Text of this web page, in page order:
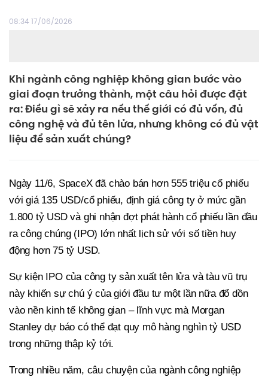
08:34 17/06/2026
Khi ngành công nghiệp không gian bước vào
giai đoạn trưởng thành, một câu hỏi được đặt
ra: Điều gì sẽ xảy ra nếu thế giới có đủ vốn, đủ
công nghệ và đủ tên lửa, nhưng không có đủ vật
liệu để sản xuất chúng?
Ngày 11/6, SpaceX đã chào bán hơn 555 triệu cổ phiếu
với giá 135 USD/cổ phiếu, định giá công ty ở mức gần
1.800 tỷ USD và ghi nhận đợt phát hành cổ phiếu lần đầu
ra công chúng (IPO) lớn nhất lịch sử với số tiền huy
động hơn 75 tỷ USD.
Sự kiện IPO của công ty sản xuất tên lửa và tàu vũ trụ
này khiến sự chú ý của giới đầu tư một lần nữa đổ dồn
vào nền kinh tế không gian – lĩnh vực mà Morgan
Stanley dự báo có thể đạt quy mô hàng nghìn tỷ USD
trong những thập kỷ tới.
Trong nhiều năm, câu chuyện của ngành công nghiệp